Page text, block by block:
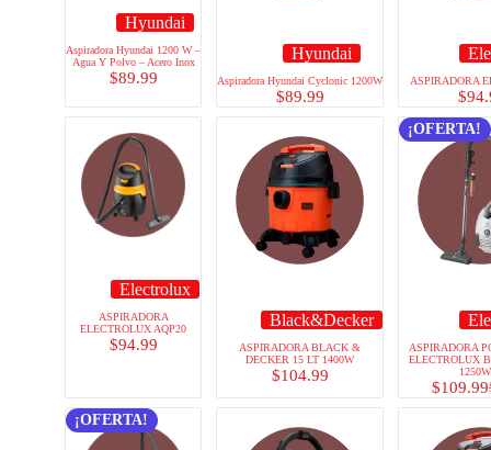
Hyundai
Aspiradora Hyundai 1200 W –
Agua Y Polvo – Acero Inox
$89.99
Hyundai
Aspiradora Hyundai Cyclonic 1200W
$89.99
ASPIRADORA
$
Electrolux
ASPIRADORA
ELECTROLUX AQP20
$94.99
Black&Decker
ASPIRADORA BLACK &
DECKER 15 LT 1400W
$104.99
¡OFERTA!
ASPIRADORA
ELECTROLUX
$109.99
¡OFERTA!